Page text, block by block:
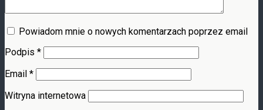
Powiadom mnie o nowych komentarzach poprzez email
Podpis *
Email *
Witryna internetowa